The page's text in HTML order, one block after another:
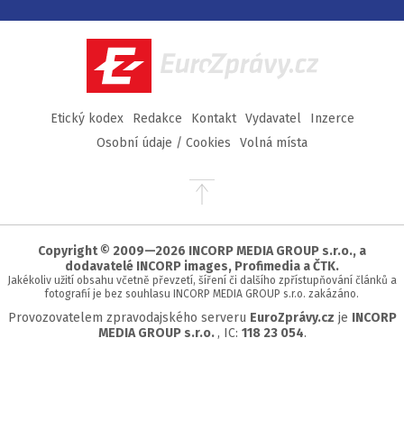
Facebook
TwitterInstagram
YouTube
EuroZprávy.cz
Etický kodex Redakce Kontakt Vydavatel
Inzerce
Osobní údaje / Cookies
Volná místa
Přejít
stránky
Copyright © 2009—2026 INCORP MEDIA GROUP s.r.o., a
dodavatelé INCORP images, Profimedia a ČTK.
Jakékoliv užití obsahu včetně převzetí, šíření či dalšího zpřístupňování článků a
fotografií je bez souhlasu INCORP MEDIA GROUP s.r.o. zakázáno.
Provozovatelem zpravodajského serveru EuroZprávy.cz je INCORP
MEDIA GROUP s.r.o. , IC: 118 23 054.